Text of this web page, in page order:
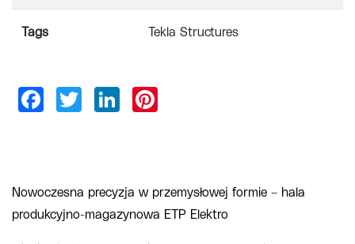
Tags Tekla Structures
Nowoczesna precyzja w przemysłowej formie – hala
produkcyjno-magazynowa ETP Elektro